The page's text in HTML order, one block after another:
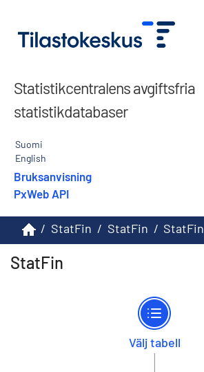
Statistikcentralens avgiftsfria
statistikdatabaser
Suomi
English
Bruksanvisning
PxWeb API
/ StatFin / StatFin / StatFin
StatFin
Välj tabell